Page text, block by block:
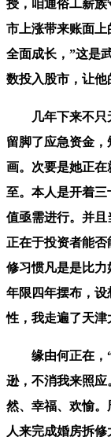
授，咱通俗工薪
市上涨带来账面
全面成长，”这是
数投入股市，让他
几年下来不只无
留脚了应急资金
画。次要是她正
至。本人是开着
值亟需进行。并
正在于投资者能
修习惯凡是是比
年限四年摆布，
性，我走遍了天津
缘由何正在，“
逊，不消我来照
然、幸福、欢愉
人来完成婚房拆